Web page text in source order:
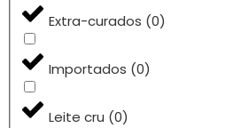
Extra-curados (0)
Importados (0)
Leite cru (0)